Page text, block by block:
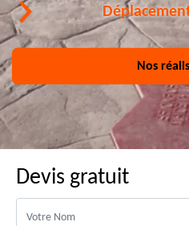
Nos
Devis gratuit